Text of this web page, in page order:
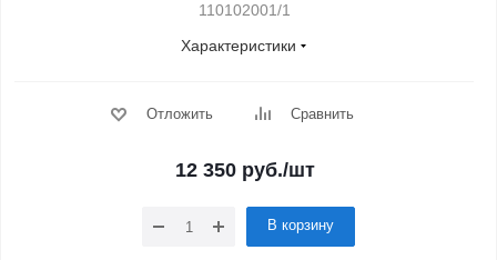
110102001/1
Характеристики
Отложить Сравнить
12 350руб./шт
В корзину